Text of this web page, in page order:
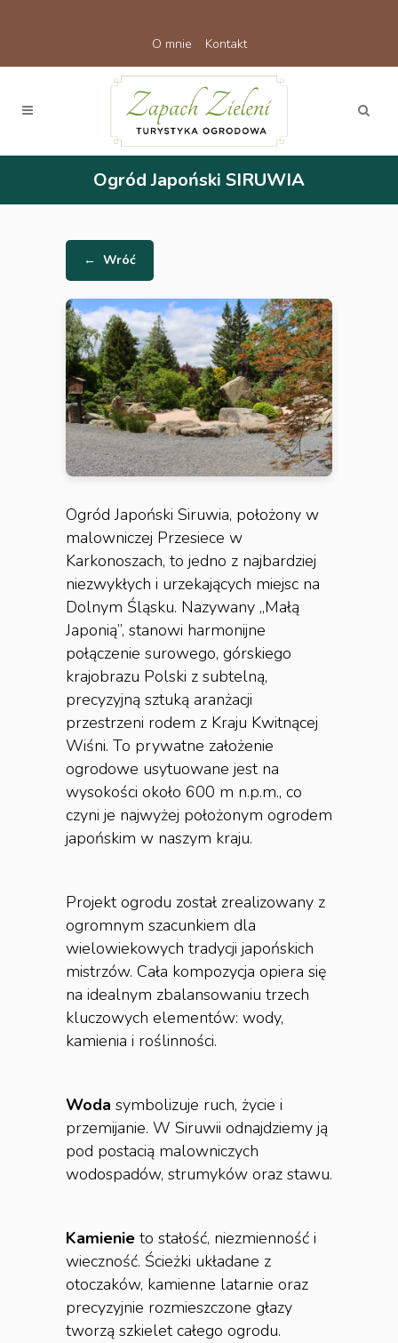
O mnie Kontakt
Ogród Japoński SIRUWIA
← Wróć
Ogród Japoński Siruwia, położony w
malowniczej Przesiece w
Karkonoszach, to jedno z najbardziej
niezwykłych i urzekających miejsc na
Dolnym Śląsku. Nazywany „Małą
Japonią”, stanowi harmonijne
połączenie surowego, górskiego
krajobrazu Polski z subtelną,
precyzyjną sztuką aranżacji
przestrzeni rodem z Kraju Kwitnącej
Wiśni. To prywatne założenie
ogrodowe usytuowane jest na
wysokości około 600 m n.p.m., co
czyni je najwyżej położonym ogrodem
japońskim w naszym kraju.
Projekt ogrodu został zrealizowany z
ogromnym szacunkiem dla
wielowiekowych tradycji japońskich
mistrzów. Cała kompozycja opiera się
na idealnym zbalansowaniu trzech
kluczowych elementów: wody,
kamienia i roślinności.
Woda symbolizuje ruch, życie i
przemijanie. W Siruwii odnajdziemy ją
pod postacią malowniczych
wodospadów, strumyków oraz stawu.
Kamienie to stałość, niezmienność i
wieczność. Ścieżki układane z
otoczaków, kamienne latarnie oraz
precyzyjnie rozmieszczone głazy
tworzą szkielet całego ogrodu.